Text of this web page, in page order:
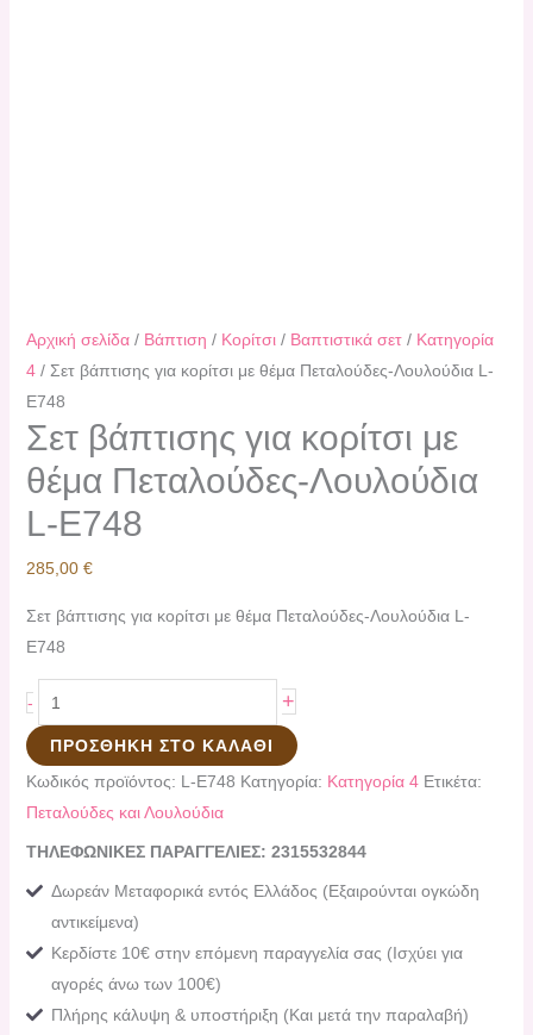
Αρχική σελίδα/ Βάπτιση / Κορίτσι/ Βαπτιστικά σετ/ Κατηγορία
4/ Σετ βάπτισης για κορίτσι με θέμα Πεταλούδες-Λουλούδια L-
E748
Σετ βάπτισης για κορίτσι με
θέμα Πεταλούδες-Λουλούδια
L-E748
285,00 €
Σετ βάπτισης για κορίτσι με θέμα Πεταλούδες-Λουλούδια L-
E748
- +
ΠΡΟΣΘΉΚΗ ΣΤΟ ΚΑΛΆΘΙ
Κωδικός προϊόντος: L-E748 Κατηγορία: Κατηγορία 4 Ετικέτα:
Πεταλούδες και Λουλούδια
ΤΗΛΕΦΩΝΙΚΕΣ ΠΑΡΑΓΓΕΛΙΕΣ: 2315532844
Δωρεάν Μεταφορικά εντός Ελλάδος (Εξαιρούνται ογκώδη
αντικείμενα)
Κερδίστε 10€ στην επόμενη παραγγελία σας (Ισχύει για
αγορές άνω των 100€)
Πλήρης κάλυψη & υποστήριξη (Και μετά την παραλαβή)